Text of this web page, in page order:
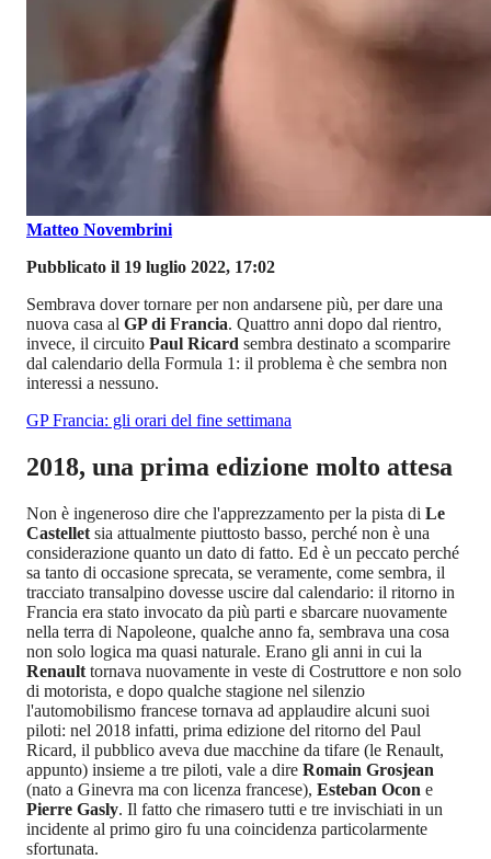
Matteo Novembrini
Pubblicato il 19 luglio 2022, 17:02
Sembrava dover tornare per non andarsene più, per dare una
nuova casa al GP di Francia. Quattro anni dopo dal rientro,
invece, il circuito Paul Ricard sembra destinato a scomparire
dal calendario della Formula 1: il problema è che sembra non
interessi a nessuno.
GP Francia: gli orari del fine settimana
2018, una prima edizione molto attesa
Non è ingeneroso dire che l'apprezzamento per la pista di Le
Castellet sia attualmente piuttosto basso, perché non è una
considerazione quanto un dato di fatto. Ed è un peccato perché
sa tanto di occasione sprecata, se veramente, come sembra, il
tracciato transalpino dovesse uscire dal calendario: il ritorno in
Francia era stato invocato da più parti e sbarcare nuovamente
nella terra di Napoleone, qualche anno fa, sembrava una cosa
non solo logica ma quasi naturale. Erano gli anni in cui la
Renault tornava nuovamente in veste di Costruttore e non solo
di motorista, e dopo qualche stagione nel silenzio
l'automobilismo francese tornava ad applaudire alcuni suoi
piloti: nel 2018 infatti, prima edizione del ritorno del Paul
Ricard, il pubblico aveva due macchine da tifare (le Renault,
appunto) insieme a tre piloti, vale a dire Romain Grosjean
(nato a Ginevra ma con licenza francese), Esteban Ocon e
Pierre Gasly. Il fatto che rimasero tutti e tre invischiati in un
incidente al primo giro fu una coincidenza particolarmente
sfortunata.